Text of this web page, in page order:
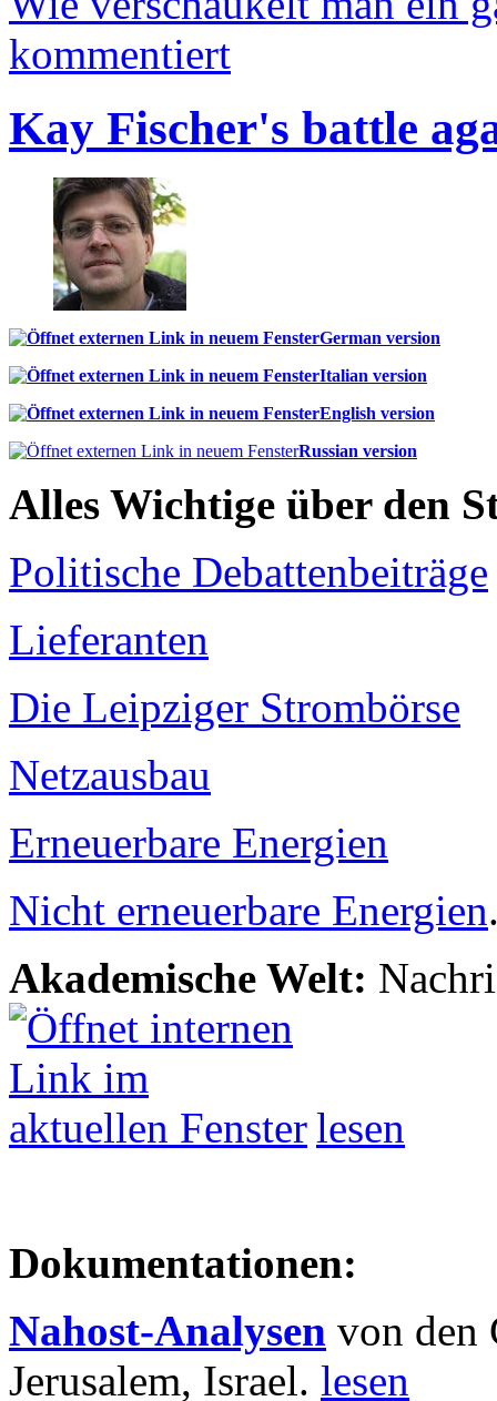
kommentiert
Kay Fischer's battle
German version
Italian version
English version
Russian version
Alles Wichtige über den
Politische Debattenbeiträge
Lieferanten
Die Leipziger Strombörse
Netzausbau
Erneuerbare Energien
Nicht erneuerbare Energien
Akademische Welt:
lesen
Dokumentationen:
Nahost-Analysen von den
Jerusalem, Israel. lesen